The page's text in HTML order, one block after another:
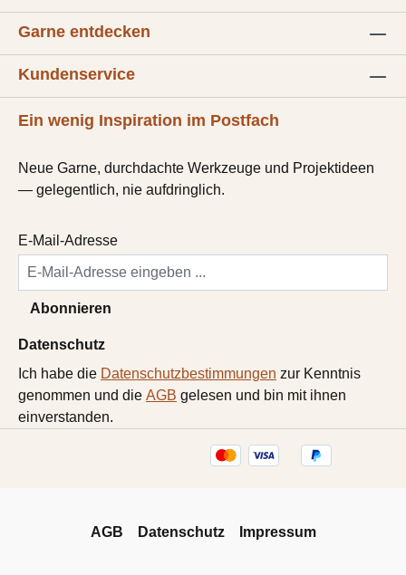
Garne entdecken
Kundenservice
Ein wenig Inspiration im Postfach
Neue Garne, durchdachte Werkzeuge und Projektideen
— gelegentlich, nie aufdringlich.
E-Mail-Adresse
Abonnieren
Datenschutz
Ich habe die Datenschutzbestimmungen zur Kenntnis
genommen und die AGB gelesen und bin mit ihnen
einverstanden.
AGB Datenschutz Impressum